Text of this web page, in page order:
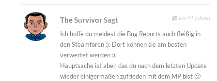
The SurvivorSagt vor 11 Jahren
Ich hoffe du meldest die Bug Reports auch fleißig in
den Steamforen :). Dort können sie am besten
verwertet werden :).
Hauptsache ist aber, das du nach dem letzten Update
wieder einigermaßen zufrieden mit dem MP bist 🙂